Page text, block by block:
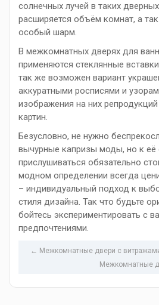
солнечных лучей в таких
расширяется объём комнат, а
особый шарм.
В межкомнатных дверях для
применяются стеклянные
так же возможен вариант
аккуратными росписями и
изображения на них
картин.
Безусловно, не нужно
вычурные капризы моды, но к её
прислушиваться обязательно
модном определении всегда
– индивидуальный подход к
стиля дизайна. Так что будьте
бойтесь экспериментировать с
предпочтениями.
← Межкомнатные двери с
Межкомнатные